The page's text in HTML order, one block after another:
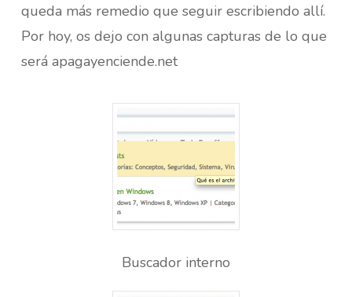
queda más remedio que seguir escribiendo allí.
Por hoy, os dejo con algunas capturas de lo que
será apagayenciende.net
Buscador interno